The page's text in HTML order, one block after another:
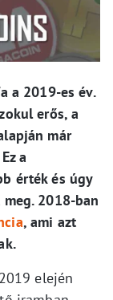
a 2019-es év.
erős, a
már
a
érték és úgy
2018-ban
, ami azt
elején